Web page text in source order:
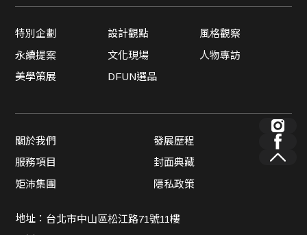
特別企劃 設計觀點
風格觀察
永續提案
文化現場
人物專訪
美學策展
DFUN選品
關於我們
發展歷程
服務項目
封面典藏
矩沛集團
隱私政策
地址： 台北市中山區松江路71號11樓